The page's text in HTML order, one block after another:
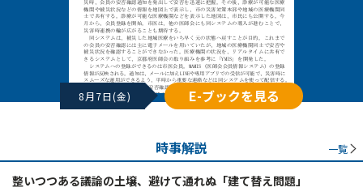
8月7日(金) E-ブックを見る
時事解説 一覧
整いつつある議論の土壌、避けて通れぬ「建て替え問題」